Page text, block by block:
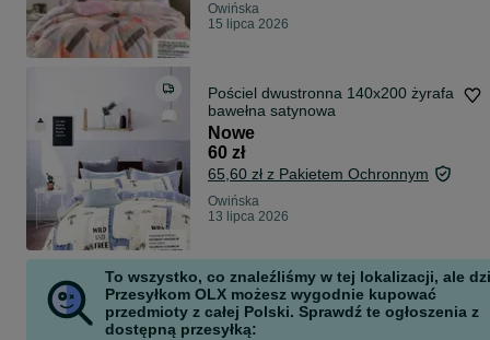
Owińska
15 lipca 2026
Pościel dwustronna 140x200 żyrafa
bawełna satynowa
Nowe
60 zł
65,60 zł z Pakietem Ochronnym
Owińska
13 lipca 2026
To wszystko, co znaleźliśmy w tej lokalizacji, ale
Przesyłkom OLX możesz wygodnie kupować
przedmioty z całej Polski. Sprawdź te ogłoszenia z
dostępną przesyłką: